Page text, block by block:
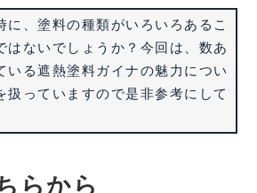
、塗料の種類がいろいろあるこ
はないでしょうか？今回は、数あ
いる遮熱塗料ガイナの魅力につい
っていますので是非参考にして
らから